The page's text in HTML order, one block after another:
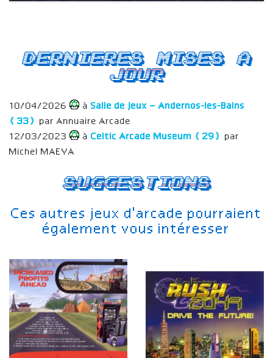
Suggestions
Ces autres jeux d'arcade pourraient
également vous intéresser
Dernieres mises a
jour
10/04/2026 à Salle de jeux – Andernos-les-Bains
(33)
par Annuaire Arcade
12/03/2023
à Celtic Arcade Museum (29)
par
Michel MAEVA